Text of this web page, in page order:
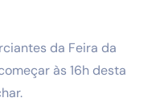
da Feira da
às 16h desta